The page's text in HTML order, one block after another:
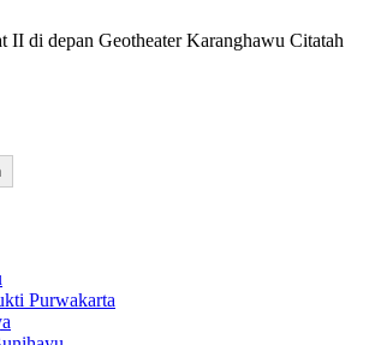
II di depan Geotheater Karanghawu Citatah
Purwakarta